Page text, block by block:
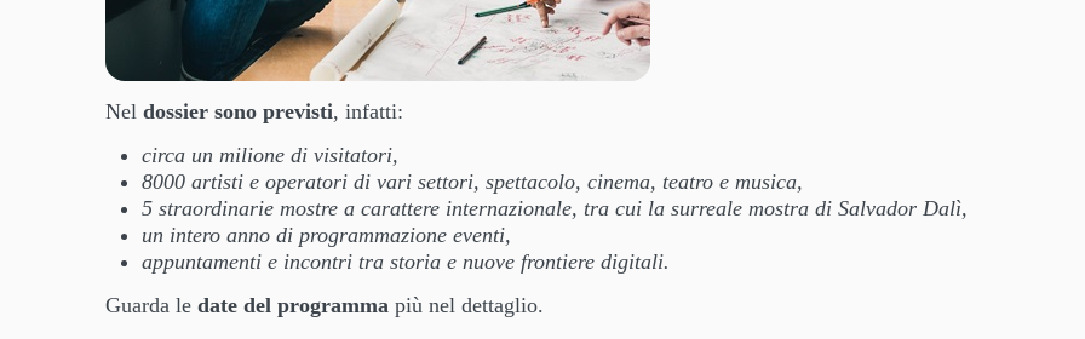
Nel dossier sono previsti, infatti:
circa un milione di visitatori,
8000 artisti e operatori di vari settori, spettacolo, cinema, teatro e musica,
5 straordinarie mostre a carattere internazionale, tra cui la surreale mostra di Salvador Dalì,
un intero anno di programmazione eventi,
appuntamenti e incontri tra storia e nuove frontiere digitali.
Guarda le date del programma più nel dettaglio.